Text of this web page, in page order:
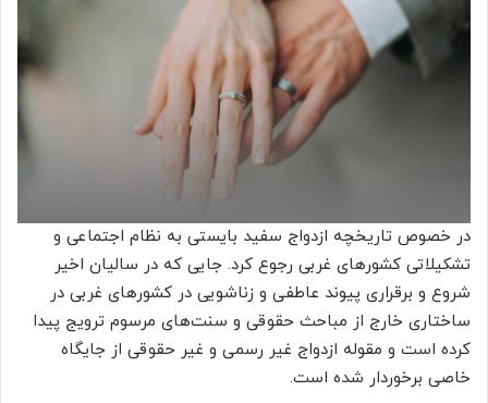
در خصوص تاریخچه ازدواج سفید بایستی به نظام اجتماعی و
تشکیلاتی کشورهای غربی رجوع کرد. جایی که در سالیان اخیر
شروع و برقراری پیوند عاطفی و زناشویی در کشورهای غربی در
ساختاری خارج از مباحث حقوقی و سنت‌های مرسوم ترویج پیدا
کرده است و مقوله ازدواج غیر رسمی و غیر حقوقی از جایگاه
خاصی برخوردار شده است.